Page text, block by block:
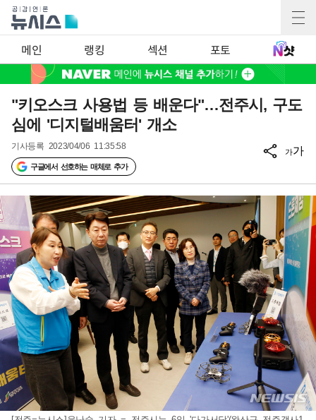
메인 랭킹 섹션 포토
"키오스크 사용법 등 배운다"…전주시, 구도
심에 '디지털배움터' 개소
기사등록 2023/04/06 11:35:58
구글에서 선호하는 매체로 추가
가가